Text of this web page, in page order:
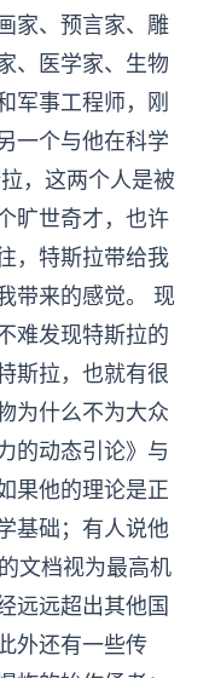
家、预言家、雕
、医学家、生物
军事工程师，刚
一个与他在科学
，这两个人是被
旷世奇才，也许
，特斯拉带给我
带来的感觉。 现
难发现特斯拉的
斯拉，也就有很
为什么不为大众
的动态引论》与
果他的理论是正
基础；有人说他
文档视为最高机
远远超出其他国
外还有一些传